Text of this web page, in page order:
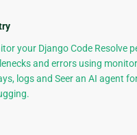
your Django Code Resolve
and errors using
logs and Seer an AI agent